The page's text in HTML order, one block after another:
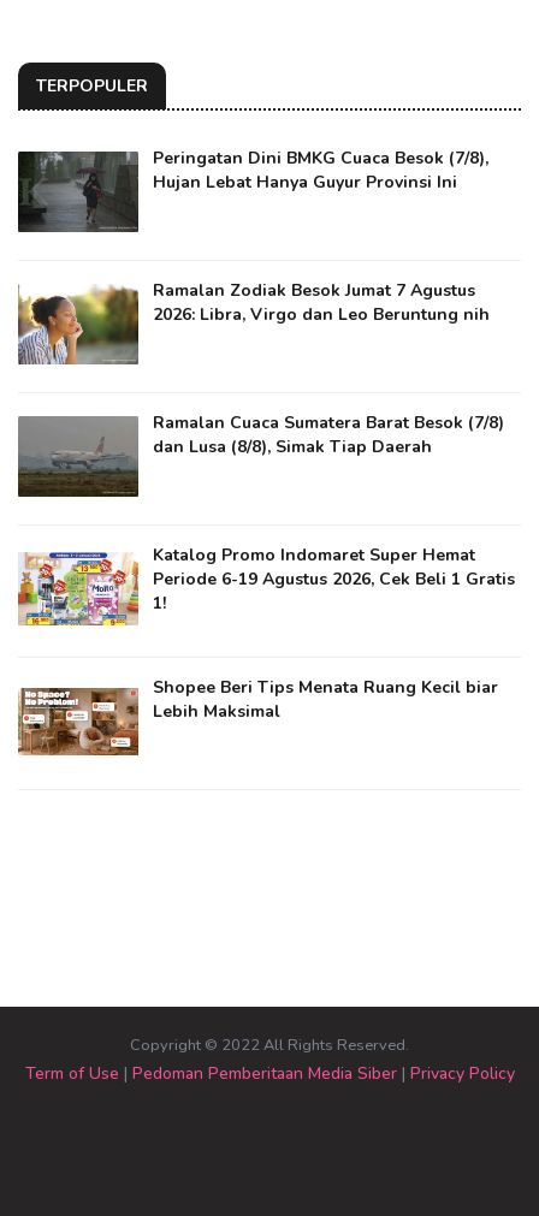
TERPOPULER
Peringatan Dini BMKG Cuaca Besok (7/8),
Hujan Lebat Hanya Guyur Provinsi Ini
Ramalan Zodiak Besok Jumat 7 Agustus
2026: Libra, Virgo dan Leo Beruntung nih
Ramalan Cuaca Sumatera Barat Besok (7/8)
dan Lusa (8/8), Simak Tiap Daerah
Katalog Promo Indomaret Super Hemat
Periode 6-19 Agustus 2026, Cek Beli 1 Gratis
1!
Shopee Beri Tips Menata Ruang Kecil biar
Lebih Maksimal
Copyright © 2022 All Rights Reserved.
Term of Use | Pedoman Pemberitaan Media Siber| Privacy Policy